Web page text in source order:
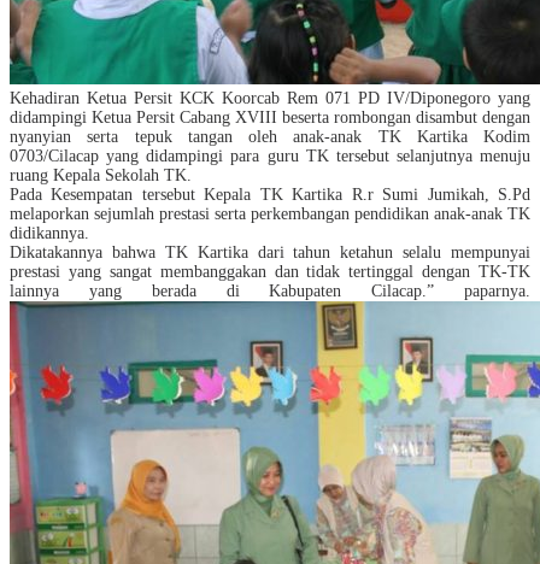
Kehadiran Ketua Persit KCK Koorcab Rem 071 PD IV/Diponegoro yang
didampingi Ketua Persit Cabang XVIII beserta rombongan disambut dengan
nyanyian serta tepuk tangan oleh anak-anak TK Kartika Kodim
0703/Cilacap yang didampingi para guru TK tersebut selanjutnya menuju
ruang Kepala Sekolah TK.
Pada Kesempatan tersebut Kepala TK Kartika R.r Sumi Jumikah, S.Pd
melaporkan sejumlah prestasi serta perkembangan pendidikan anak-anak TK
didikannya.
Dikatakannya bahwa TK Kartika dari tahun ketahun selalu mempunyai
prestasi yang sangat membanggakan dan tidak tertinggal dengan TK-TK
lainnya yang berada di Kabupaten Cilacap.” paparnya.